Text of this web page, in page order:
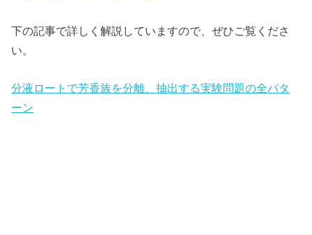
下の記事で詳しく解説していますので、ぜひご覧くださ
い。
分液ロートで芳香族を分離、抽出する実験問題の全パタ
ーン